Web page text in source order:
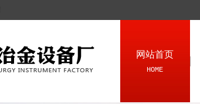
网站首页
HOME